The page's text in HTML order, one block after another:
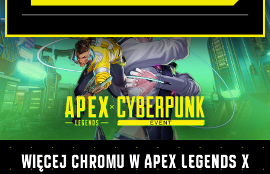
WIĘCEJ CHROMU W APEX LEGENDS X